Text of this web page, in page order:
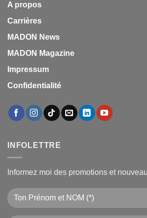
A propos
Carrières
MADON News
MADON Magazine
Impressum
Confidentialité
INFOLETTRE
Informez moi des promotions et